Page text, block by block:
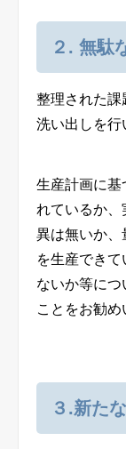
２. 無駄
整理された課
洗い出しを行
生産計画に基
れているか、
異は無いか、
を生産でき
ないか等につ
ことをお勧め
３.新た